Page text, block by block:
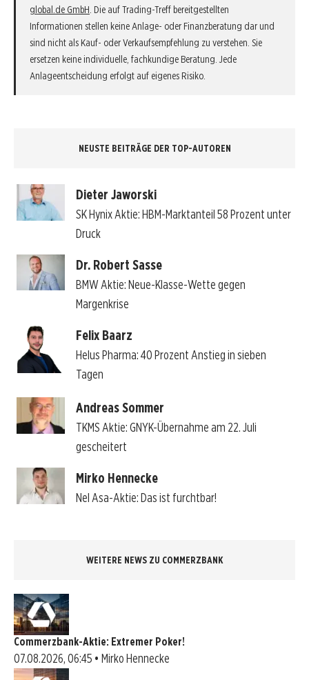
global.de GmbH . Die auf Trading-Treff bereitgestellten
Informationen stellen keine Anlage- oder Finanzberatung dar und
sind nicht als Kauf- oder Verkaufsempfehlung zu verstehen. Sie
ersetzen keine individuelle, fachkundige Beratung. Jede
Anlageentscheidung erfolgt auf eigenes Risiko.
NEUSTE BEITRÄGE DER TOP-AUTOREN
Dieter Jaworski
SK Hynix Aktie: HBM-Marktanteil 58 Prozent unter
Druck
Dr. Robert Sasse
BMW Aktie: Neue-Klasse-Wette gegen
Margenkrise
Felix Baarz
Helus Pharma: 40 Prozent Anstieg in sieben
Tagen
Andreas Sommer
TKMS Aktie: GNYK-Übernahme am 22. Juli
gescheitert
Mirko Hennecke
Nel Asa-Aktie: Das ist furchtbar!
WEITERE NEWS ZU COMMERZBANK
Commerzbank-Aktie: Extremer Poker!
07.08.2026, 06:45 • Mirko Hennecke